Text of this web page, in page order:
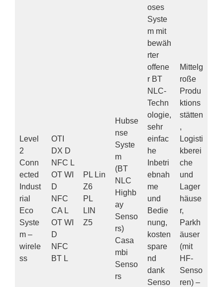
Level
2
Conn
ected
Indust
rial
Eco
Syste
m –
wirele
ss
OTI
DX D
NFC L
OT WI
D
NFC
CA L
OT WI
D
NFC
BT L
PL Lin
Z6
PL
LIN
Z5
Hubse
nse
Syste
m
(BT
NLC
Highb
ay
Senso
rs)
Casa
mbi
Senso
rs
oses
Syste
m mit
bewäh
rter
offene
r BT
NLC-
Techn
ologie,
sehr
einfac
he
Inbetri
ebnah
me
und
Bedie
nung,
kosten
spare
nd
dank
Senso
Mittelg
roße
Produ
ktions
stätten
,
Logisti
kberei
che
und
Lager
häuse
r,
Parkh
äuser
(mit
HF-
Senso
ren) –